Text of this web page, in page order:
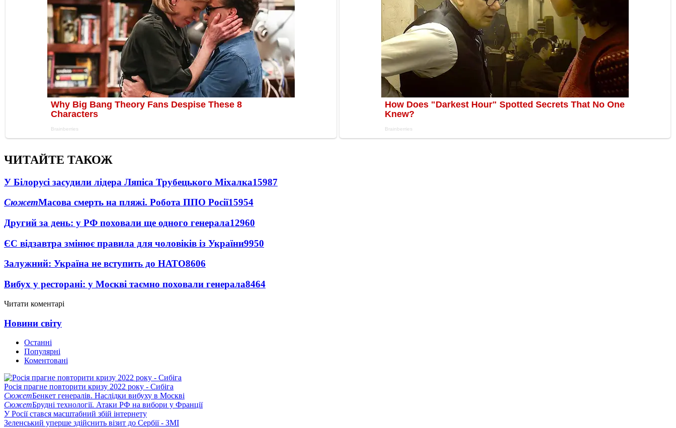
ЧИТАЙТЕ ТАКОЖ
У Білорусі засудили лідера Ляпіса Трубецького Міхалка15987
СюжетМасова смерть на пляжі. Робота ППО Росії15954
Другий за день: у РФ поховали ще одного генерала12960
ЄС відзавтра змінює правила для чоловіків із України9950
Залужний: Україна не вступить до НАТО8606
Вибух у ресторані: у Москві таємно поховали генерала8464
Читати коментарі
Новини світу
Останні
Популярні
Коментовані
Росія прагне повторити кризу 2022 року - Сибіга
СюжетБенкет генералів. Наслідки вибуху в Москві
СюжетБрудні технології. Атаки РФ на вибори у Франції
У Росії стався масштабний збій інтернету
Зеленський уперше здійснить візит до Сербії - ЗМІ